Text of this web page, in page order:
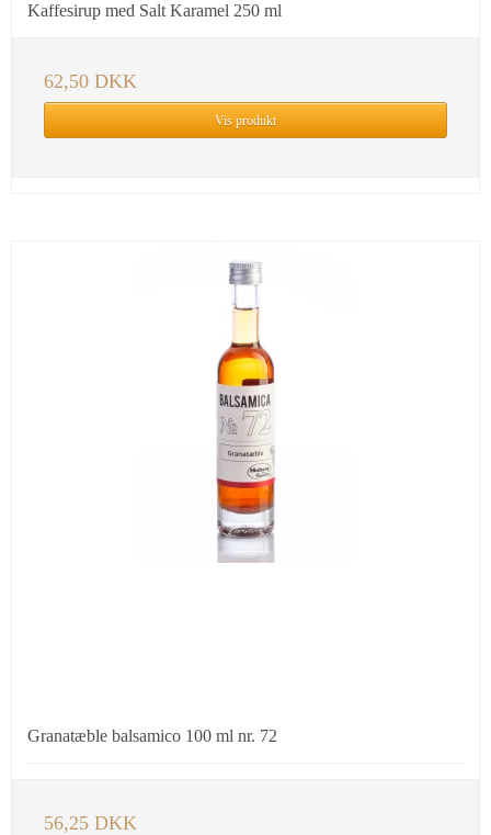
Kaffesirup med Salt Karamel 250 ml
62,50 DKK
Vis produkt
Granatæble balsamico 100 ml nr. 72
56,25 DKK